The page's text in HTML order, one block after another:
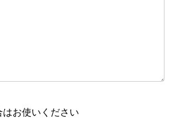
お使いください